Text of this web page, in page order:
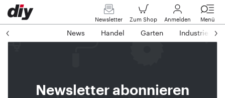
Newsletter Zum Shop Anmelden Menü
News Handel Garten Industrie
Newsletter abonnieren